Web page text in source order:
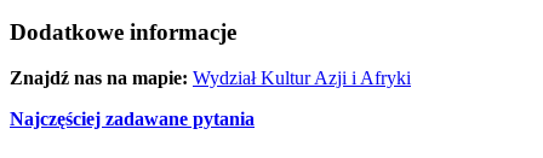
Dodatkowe informacje
Znajdź nas na mapie: Wydział Kultur Azji i Afryki
Najczęściej zadawane pytania